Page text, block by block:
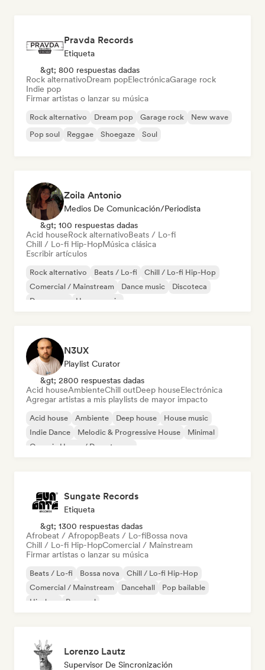
Pravda Records
Etiqueta
&gt; 800 respuestas dadas
Rock alternativoDream popElectrónicaGarage rock
Indie pop
Firmar artistas o lanzar su música
Rock alternativo Dream pop Garage rock
New wave
Pop soul
Reggae Shoegaze Soul
Zoila Antonio
Medios De Comunicación/Periodista
&gt; 100 respuestas dadas
Acid houseRock alternativoBeats / Lo-fi
Chill / Lo-fi Hip-HopMúsica clásica
Escribir artículos
Rock alternativo Beats / Lo-fi
Chill / Lo-fi Hip-Hop
Comercial / Mainstream
Dance music
Discoteca
Dream pop
House music
N3UX
Playlist Curator
&gt; 2800 respuestas dadas
Acid houseAmbienteChill outDeep houseElectrónica
Agregar artistas a mis playlists de mayor impacto
Acid house Ambiente Deep house
House music
Indie Dance
Melodic & Progressive House
Minimal
Organic House / Downtempo
Sungate Records
Etiqueta
&gt; 1300 respuestas dadas
Afrobeat / AfropopBeats / Lo-fiBossa nova
Chill / Lo-fi Hip-HopComercial / Mainstream
Firmar artistas o lanzar su música
Beats / Lo-fi Bossa nova
Chill / Lo-fi Hip-Hop
Comercial / Mainstream
Dancehall
Pop bailable
Hip-hop
Pop soul
Lorenzo Lautz
Supervisor De Sincronización